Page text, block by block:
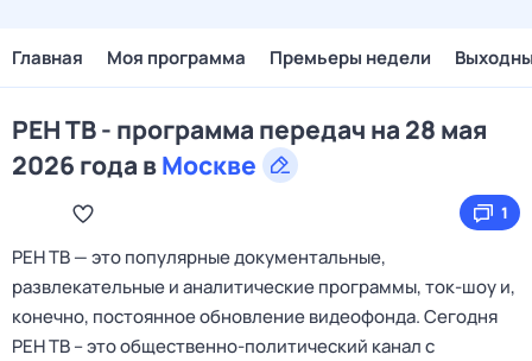
Главная Моя программа Премьеры недели
РЕН ТВ - программа передач на 28 мая
2026 года вМоскве
1
РЕН ТВ — это популярные документальные,
развлекательные и аналитические программы, ток-шоу и,
конечно, постоянное обновление видеофонда. Сегодня
РЕН ТВ – это общественно-политический канал с